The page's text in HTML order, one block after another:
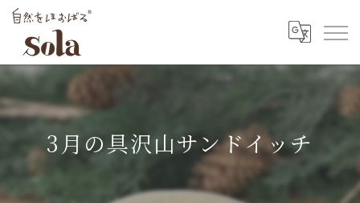
3月の具沢山サンドイッチ